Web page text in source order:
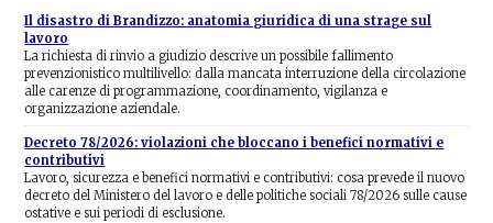
Il disastro di Brandizzo: anatomia giuridica di una strage sul
lavoro
La richiesta di rinvio a giudizio descrive un possibile fallimento
prevenzionistico multilivello: dalla mancata interruzione della circolazione
alle carenze di programmazione, coordinamento, vigilanza e
organizzazione aziendale.
Decreto 78/2026: violazioni che bloccano i benefici normativi e
contributivi
Lavoro, sicurezza e benefici normativi e contributivi: cosa prevede il nuovo
decreto del Ministero del lavoro e delle politiche sociali 78/2026 sulle cause
ostative e sui periodi di esclusione.